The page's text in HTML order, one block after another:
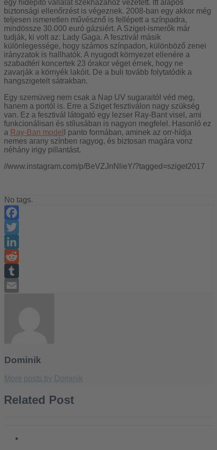
egy hídépítő vállalat székházához vezetett. Itt alapos
biztonsági ellenőrzést is végeznek. 2008-ban egy akkor még
teljesen ismeretlen művésznő is fellépett a színpadra,
mindössze 30.000 euró gázsiért. A Sziget-ismerők már
tudják, ki volt az: Lady Gaga. A fesztivál másik
különlegessége, hogy számos színpadon, különböző zenei
irányzatok is hallhatók. A nyugodt környezet ellenére a
szabadtéri koncertek 23 órakor véget érnek, hogy ne
zavarják a környék lakóit. De a buli tovább folytatódik a
hangszigetelt sátrakban.
Egy szemüveg nem csak a Nap UV sugaraitól véd meg,
hanem a portól is. Erre a Sziget fesztiválon nagy szükség
van. Ez a fesztivál látogató egy lezser Ray-Bant visel, ami
funkcionálisan és stílusában is nagyon megfelel. Hasonló ez
a Ray-Ban model
l panto formában, aminek az orr-hídja
nemes arany színben ragyog, és biztosan magára vonz
néhány irigy pillantást.
//www.instagram.com/p/BeVZJnNlieY/?tagged=sziget2017
No tags.
Facebook
Twitter
LinkedIn
Reddit
Tumblr
Dominik
More posts by Dominik
Related Post